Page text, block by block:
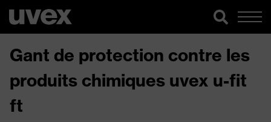
Gant de protection contre les
produits chimiques uvex u-fit
ft